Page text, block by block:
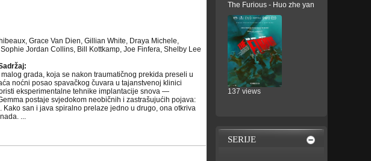
Grace Van Dien, Gillian White, Draya Michele,
Jordan Collins, Bill Kottkamp, Joe Finfera, Shelby Lee
grada, koja se nakon traumatičnog prekida preseli u
noćni posao spavačkog čuvara u tajanstvenoj klinici
eksperimentalne tehnike implantacije snova —
postaje svjedokom neobičnih i zastrašujućih pojava:
san i java spiralno prelaze jedno u drugo, ona otkriva
...
The Furious - Huo zhe yan
137 views
SERIJE